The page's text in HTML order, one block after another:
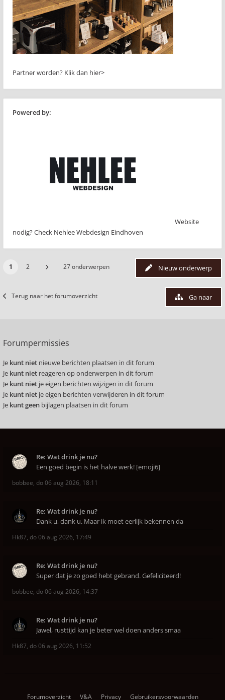
Partner worden? Klik dan hier>
Powered by:
Website
nodig? Check Nehlee Webdesign Eindhoven
Nieuw onderwerp
1 2 27 onderwerpen
Terug naar het forumoverzicht Ga naar
Forumpermissies
Je kunt niet nieuwe berichten plaatsen in dit forum
Je kunt niet reageren op onderwerpen in dit forum
Je kunt niet je eigen berichten wijzigen in dit forum
Je kunt niet je eigen berichten verwijderen in dit forum
Je kunt geen bijlagen plaatsen in dit forum
Re: Wat drink je nu?
Een goed begin is het halve werk! [emoji6]
bobbee, do 06 aug 2026, 18:11
Re: Wat drink je nu?
Dank u, dank u. Maar ik moet eerlijk bekennen da
Hk87, do 06 aug 2026, 17:49
Re: Wat drink je nu?
Super dat je zo goed hebt gebrand. Gefeliciteerd!
bobbee, do 06 aug 2026, 14:37
Re: Wat drink je nu?
Jawel, rusttijd kan je beter wel doen anders smaa
Hk87, do 06 aug 2026, 11:52
Forumoverzicht V&A Privacy Gebruikersvoorwaarden